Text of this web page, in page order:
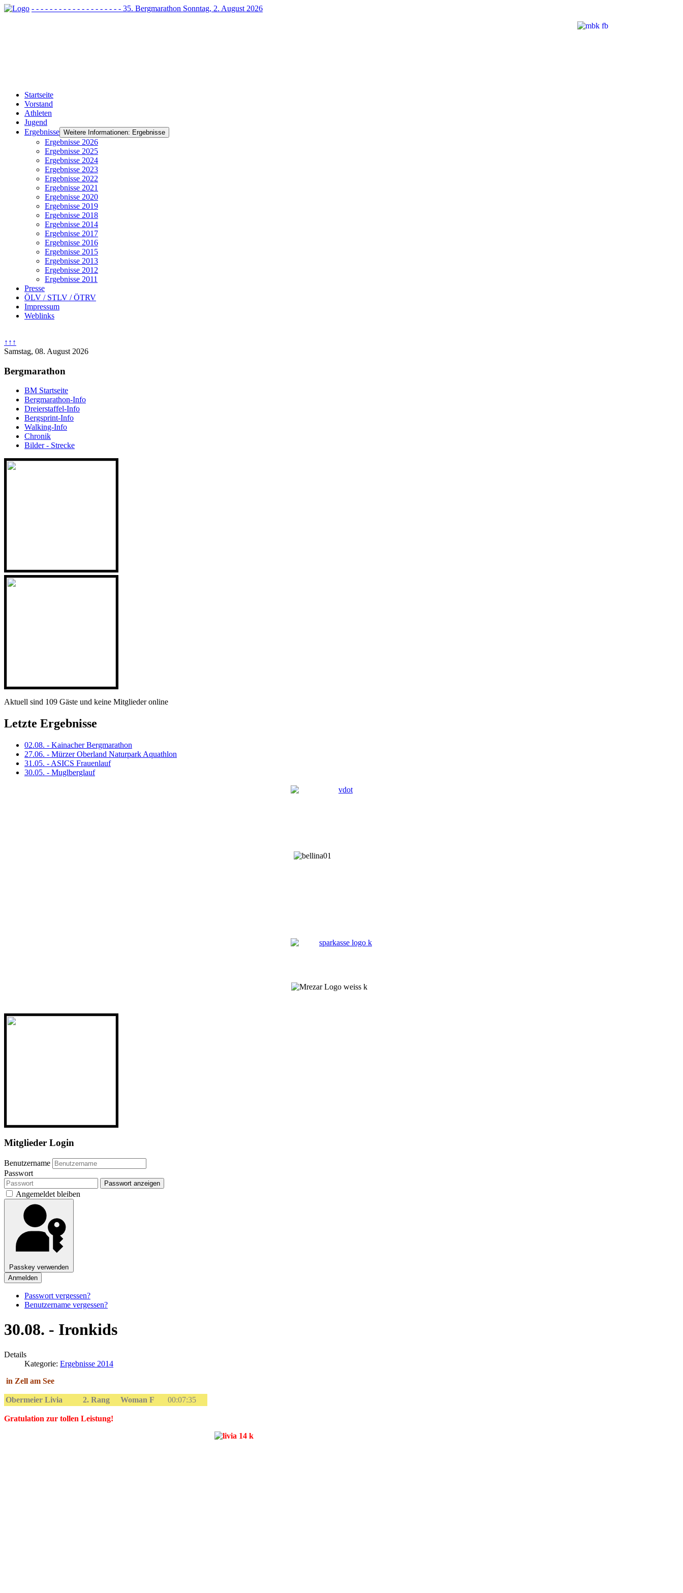
- - - - - - - - - - - - - - - - - - - - 35. Bergmarathon Sonntag, 2. August 2026
Startseite
Vorstand
Athleten
Jugend
Ergebnisse Weitere Informationen: Ergebnisse
Ergebnisse 2026
Ergebnisse 2025
Ergebnisse 2024
Ergebnisse 2023
Ergebnisse 2022
Ergebnisse 2021
Ergebnisse 2020
Ergebnisse 2019
Ergebnisse 2018
Ergebnisse 2014
Ergebnisse 2017
Ergebnisse 2016
Ergebnisse 2015
Ergebnisse 2013
Ergebnisse 2012
Ergebnisse 2011
Presse
ÖLV / STLV / ÖTRV
Impressum
Weblinks
↑↑↑
Samstag, 08. August 2026
Bergmarathon
BM Startseite
Bergmarathon-Info
Dreierstaffel-Info
Bergsprint-Info
Walking-Info
Chronik
Bilder - Strecke
Aktuell sind 109 Gäste und keine Mitglieder online
Letzte Ergebnisse
02.08. - Kainacher Bergmarathon
27.06. - Mürzer Oberland Naturpark Aquathlon
31.05. - ASICS Frauenlauf
30.05. - Muglberglauf
Mitglieder Login
Benutzername
Passwort
Passwort anzeigen
Angemeldet bleiben
Passkey verwenden
Anmelden
Passwort vergessen?
Benutzername vergessen?
30.08. - Ironkids
Details
Kategorie: Ergebnisse 2014
in Zell am See
Obermeier Livia 2. Rang Woman F 00:07:35
Gratulation zur tollen Leistung!